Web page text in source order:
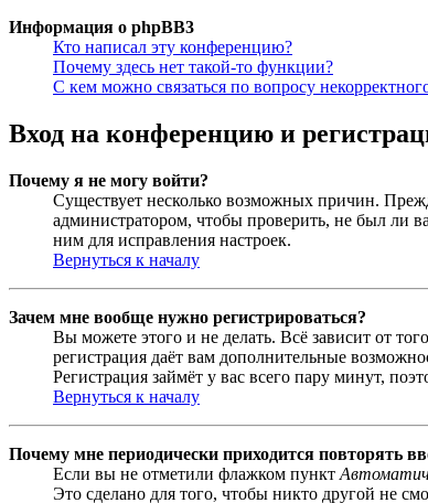
Информация о phpBB3
Кто написал эту конференцию?
Почему здесь нет такой-то функции?
С кем можно связаться по вопросу
Вход на конференцию и
Почему я не могу войти?
Существует несколько возможных причин.
администратором, чтобы проверить, не был ли
ним для исправления настроек.
Вернуться к началу
Зачем мне вообще нужно регистрироваться?
Вы можете этого и не делать. Всё зависит от
регистрация даёт вам дополнительные
Регистрация займёт у вас всего пару минут,
Вернуться к началу
Почему мне периодически приходится повторять
Если вы не отметили флажком пункт
Это сделано для того, чтобы никто другой не